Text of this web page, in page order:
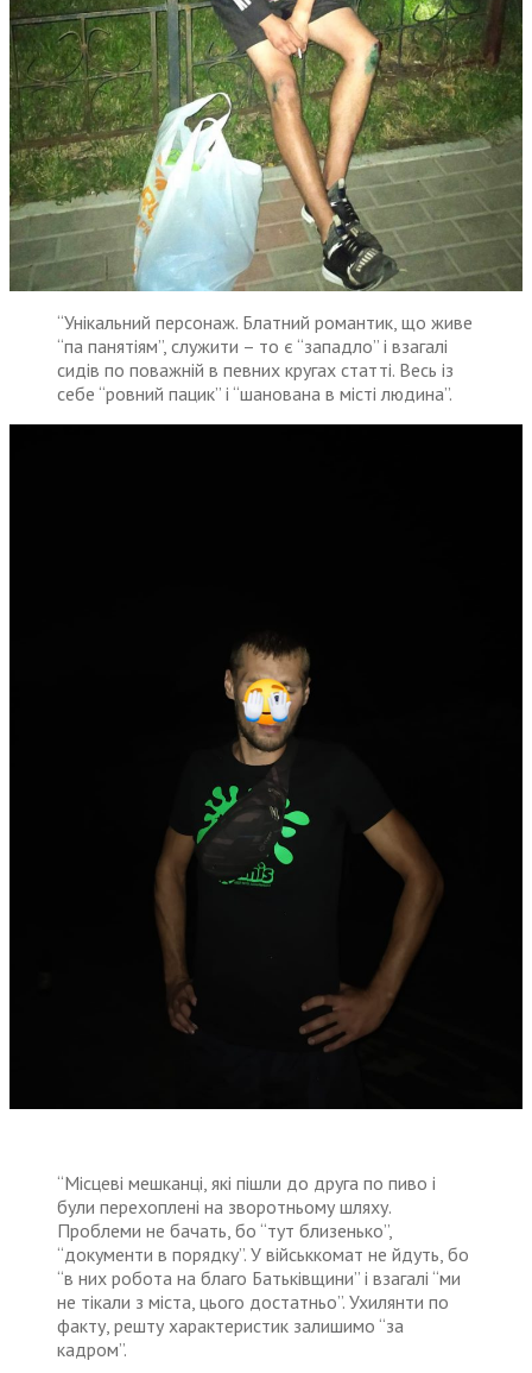
“Унікальний персонаж. Блатний романтик, що живе
“па панятіям”, служити – то є “западло” і взагалі
сидів по поважній в певних кругах статті. Весь із
себе “ровний пацик” і “шанована в місті людина”.
“Місцеві мешканці, які пішли до друга по пиво і
були перехоплені на зворотньому шляху.
Проблеми не бачать, бо “тут близенько”,
“документи в порядку”. У військкомат не йдуть, бо
“в них робота на благо Батьківщини” і взагалі “ми
не тікали з міста, цього достатньо”. Ухилянти по
факту, решту характеристик залишимо “за
кадром”.